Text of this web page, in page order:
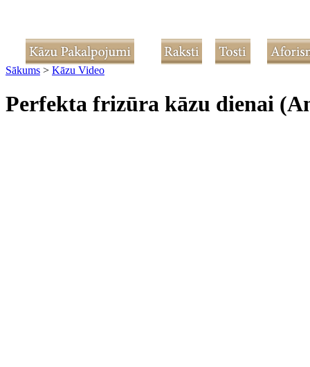
Sākums > Kāzu Video
Perfekta frizūra kāzu dienai